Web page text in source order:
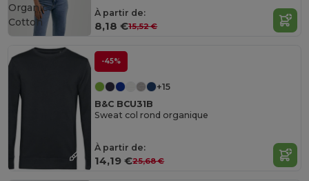
À partir de:
8,18 €15,52 €
Organic
Cotton
-45%
+15
B&C BCU31B
Sweat col rond organique
À partir de:
14,19 €25,68 €